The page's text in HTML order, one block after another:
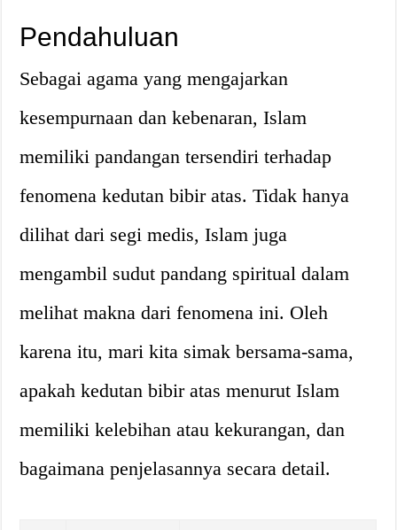
Pendahuluan
Sebagai agama yang mengajarkan
kesempurnaan dan kebenaran, Islam
memiliki pandangan tersendiri terhadap
fenomena kedutan bibir atas. Tidak hanya
dilihat dari segi medis, Islam juga
mengambil sudut pandang spiritual dalam
melihat makna dari fenomena ini. Oleh
karena itu, mari kita simak bersama-sama,
apakah kedutan bibir atas menurut Islam
memiliki kelebihan atau kekurangan, dan
bagaimana penjelasannya secara detail.